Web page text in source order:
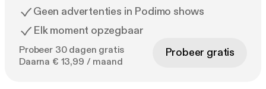
Geen advertenties in Podimo shows
Elk moment opzegbaar
Probeer 30 dagen gratis
Daarna € 13,99 / maand
Probeer gratis